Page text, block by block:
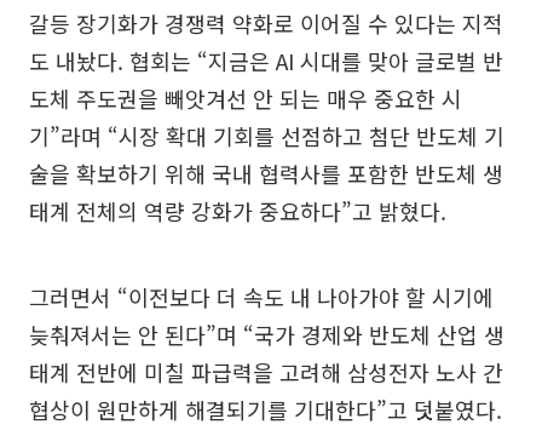
갈등 장기화가 경쟁력 약화로 이어질 수 있다는 지적
도 내놨다. 협회는 “지금은 AI 시대를 맞아 글로벌 반
도체 주도권을 빼앗겨선 안 되는 매우 중요한 시
기”라며 “시장 확대 기회를 선점하고 첨단 반도체 기
술을 확보하기 위해 국내 협력사를 포함한 반도체 생
태계 전체의 역량 강화가 중요하다”고 밝혔다.
그러면서 “이전보다 더 속도 내 나아가야 할 시기에
늦춰져서는 안 된다”며 “국가 경제와 반도체 산업 생
태계 전반에 미칠 파급력을 고려해 삼성전자 노사 간
협상이 원만하게 해결되기를 기대한다”고 덧붙였다.